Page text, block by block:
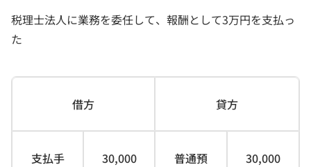
税理士法人に業務を委任して、報酬として3万円を支払っ
た
借方 貸方
支払手
30,000
普通預
30,000